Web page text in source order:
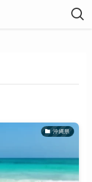
沖縄県